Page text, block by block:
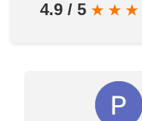
4.9 / 5 ★ ★ ★